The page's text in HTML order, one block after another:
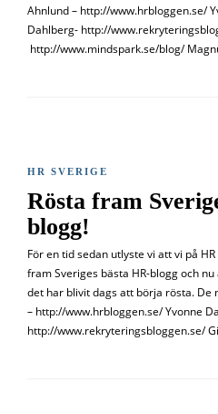
Ahnlund – http://www.hrbloggen.se/
Dahlberg- http://
http://www.mindspark.se/blog/
HR SVERIGE
Rösta fram
blogg!
För en tid sedan utlyste vi att vi på
fram Sveriges bästa HR-blogg och
det har blivit dags att börja rösta. De
– http://www.hrbloggen.se/ Yvonne
http://www.rekryteringsbloggen.se/